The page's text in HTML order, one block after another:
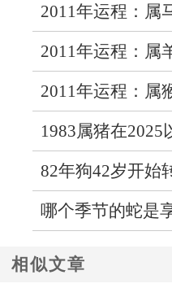
2011年运程：属
2011年运程：属
2011年运程：属
1983属猪在
人未来十年运气
82年狗42岁开始
年运势走向如何
哪个季节的蛇是
相似文章